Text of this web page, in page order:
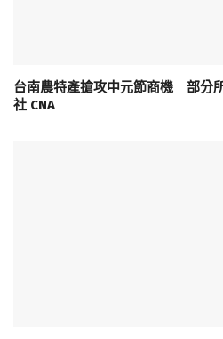
台南農特產搶攻中元節商機 部分
社 CNA